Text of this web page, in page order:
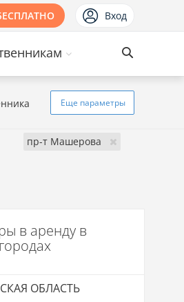
Вход
Еще параметры
пр-т Машерова
в аренду в
ОБЛАСТЬ